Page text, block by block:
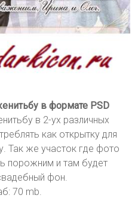
в формате PSD
в 2-ух различных
как открытку для
Так же участок где фото
порожним и там будет
фон.
70 mb.